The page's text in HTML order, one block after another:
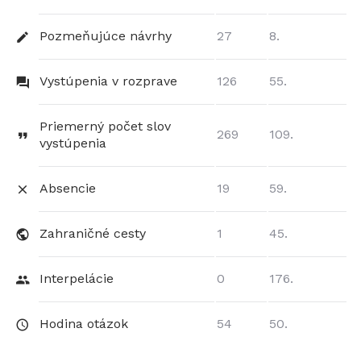
Pozmeňujúce návrhy 27 8.
Vystúpenia v rozprave 126 55.
Priemerný počet slov
vystúpenia
269 109.
Absencie 19 59.
Zahraničné cesty 1 45.
Interpelácie 0 176.
Hodina otázok 54 50.